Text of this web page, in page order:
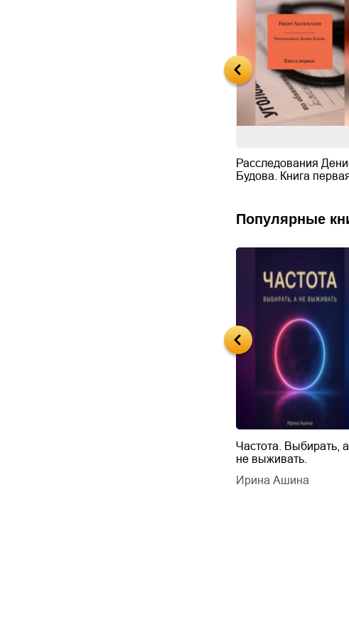
Расследования
Будова. Книга
Популярные
Частота. Выбирать, а
не выживать.
Ирина Ашина